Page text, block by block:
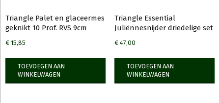
Triangle Palet en glaceermes
geknikt 10 Prof. RVS 9cm
€ 15,85
TOEVOEGEN AAN
WINKELWAGEN
Triangle Essential
Juliënnesnijder driedelige set
€47,00
TOEVOEGEN AAN
WINKELWAGEN